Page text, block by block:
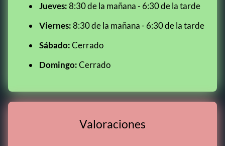
Jueves:8:30 de la mañana - 6:30 de la tarde
Viernes:8:30 de la mañana - 6:30 de la tarde
Sábado:Cerrado
Domingo:Cerrado
Valoraciones